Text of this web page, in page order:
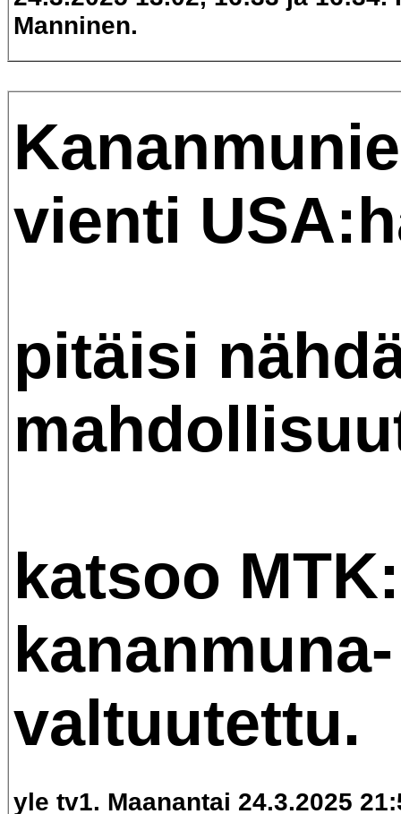
Manninen.
vienti
pitäisi
katsoo
kananmuna-
valtuutettu.
yle tv1. Maanantai 24.3.2025